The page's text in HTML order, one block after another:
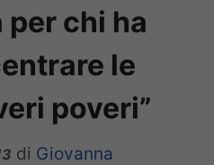
chi ha
le
poveri”
di Giovanna